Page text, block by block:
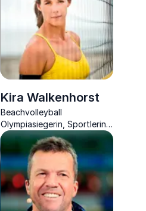
Kira Walkenhorst
Beachvolleyball
Olympiasiegerin, Sportlerin
und Keynote-Speakerin.